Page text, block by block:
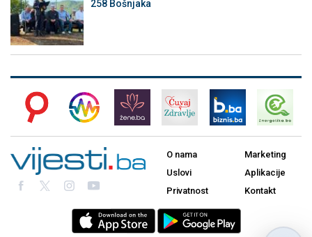
258 Bošnjaka
O nama
Uslovi
Privatnost
Marketing
Aplikacije
Kontakt